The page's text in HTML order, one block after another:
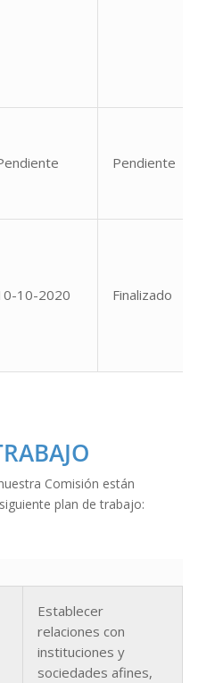
Pendiente
10-2020 Finalizado
Comisión están
plan de trabajo:
Establecer
relaciones con
instituciones y
sociedades afines,